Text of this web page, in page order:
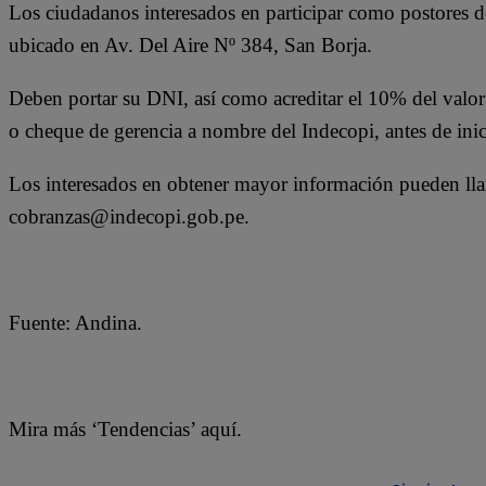
Los ciudadanos interesados en participar como postores
ubicado en Av. Del Aire Nº 384, San Borja.
Deben portar su DNI, así como acreditar el 10% del
o cheque de gerencia a nombre del Indecopi, antes de
Los interesados en obtener mayor información pueden
cobranzas@indecopi.gob.pe.
Fuente: Andina.
Mira más ‘Tendencias’ aquí.